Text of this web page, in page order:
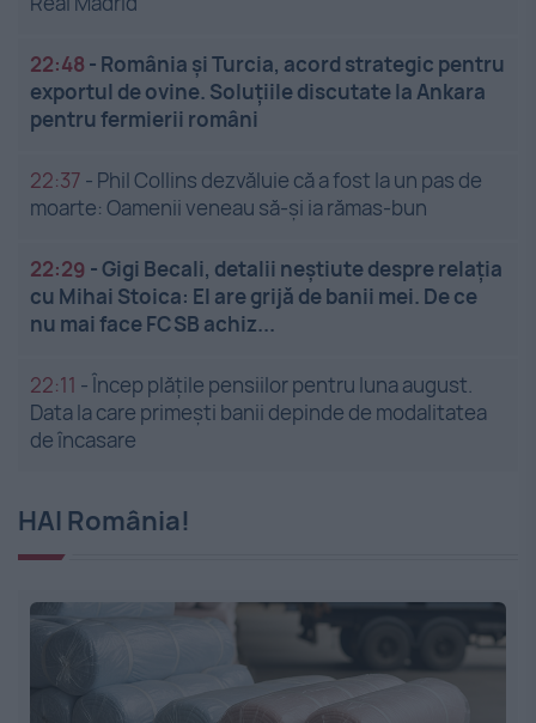
22:48 - România și Turcia, acord strategic pentru
exportul de ovine. Soluțiile discutate la Ankara
pentru fermierii români
22:37 - Phil Collins dezvăluie că a fost la un pas de
moarte: Oamenii veneau să-și ia rămas-bun
22:29 -Gigi Becali, detalii neștiute despre relația
cu Mihai Stoica: El are grijă de banii mei. De ce
nu mai face FCSB achiz...
22:11 -Încep plățile pensiilor pentru luna august.
Data la care primești banii depinde de modalitatea
de încasare
HAI România!